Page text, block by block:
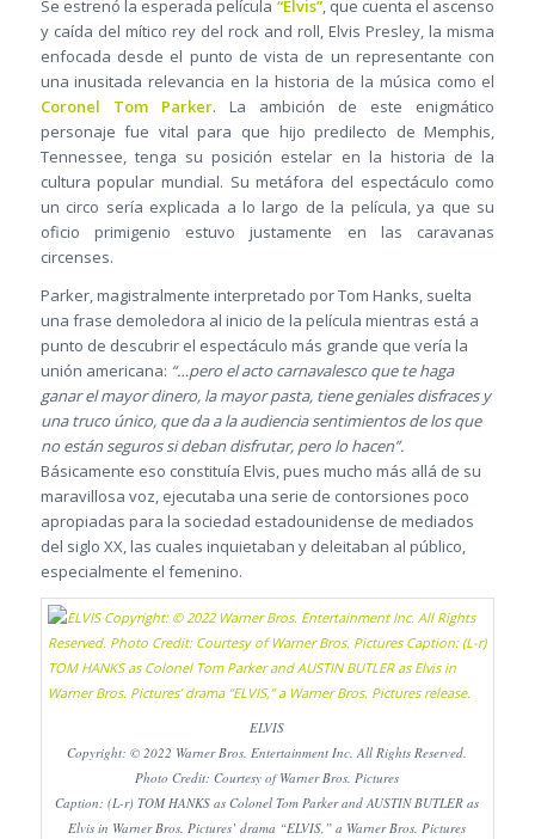
Se estrenó la esperada película “Elvis”, que cuenta el ascenso
y caída del mítico rey del rock and roll, Elvis Presley, la misma
enfocada desde el punto de vista de un representante con
una inusitada relevancia en la historia de la música como el
Coronel Tom Parker. La ambición de este enigmático
personaje fue vital para que hijo predilecto de Memphis,
Tennessee, tenga su posición estelar en la historia de la
cultura popular mundial. Su metáfora del espectáculo como
un circo sería explicada a lo largo de la película, ya que su
oficio primigenio estuvo justamente en las caravanas
circenses.
Parker, magistralmente interpretado por Tom Hanks, suelta
una frase demoledora al inicio de la película mientras está a
punto de descubrir el espectáculo más grande que vería la
unión americana: “…pero el acto carnavalesco que te haga
ganar el mayor dinero, la mayor pasta, tiene geniales disfraces y
una truco único, que da a la audiencia sentimientos de los que
no están seguros si deban disfrutar, pero lo hacen”.
Básicamente eso constituía Elvis, pues mucho más allá de su
maravillosa voz, ejecutaba una serie de contorsiones poco
apropiadas para la sociedad estadounidense de mediados
del siglo XX, las cuales inquietaban y deleitaban al público,
especialmente el femenino.
ELVIS
Copyright: © 2022 Warner Bros. Entertainment Inc. All Rights Reserved.
Photo Credit: Courtesy of Warner Bros. Pictures
Caption: (L-r) TOM HANKS as Colonel Tom Parker and AUSTIN BUTLER as
Elvis in Warner Bros. Pictures’ drama “ELVIS,” a Warner Bros. Pictures